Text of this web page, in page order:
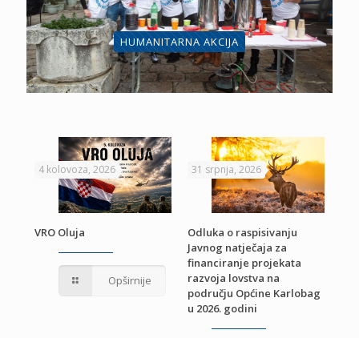
HUMANITARNA AKCIJA
4 kolovoza, 2026
VRO Oluja
Opširnije
31 srpnja, 2026
Odluka o raspisivanju
Javnog natječaja za
financiranje projekata
razvoja lovstva na
području Općine Karlobag
u 2026. godini